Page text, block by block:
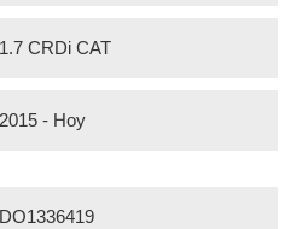
1.7 CRDi CAT
2015 - Hoy
DO1336419